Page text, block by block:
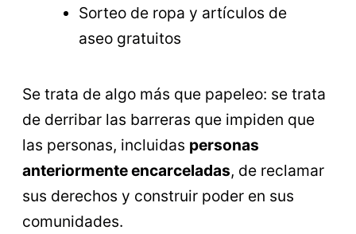
Sorteo de ropa y artículos de
aseo gratuitos
Se trata de algo más que papeleo: se trata
de derribar las barreras que impiden que
las personas, incluidas personas
anteriormente encarceladas, de reclamar
sus derechos y construir poder en sus
comunidades.